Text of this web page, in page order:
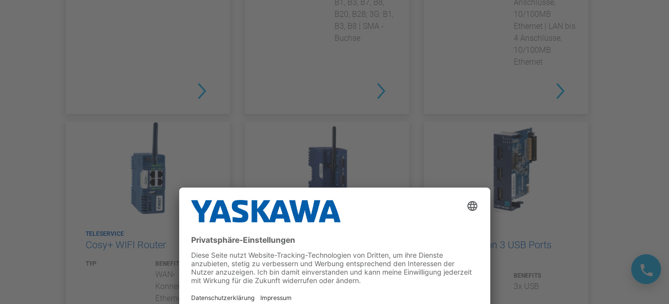
B1, B3, B7, B8,
B20, B28; 3G: B1,
B3, B8 | SMA -
Buchse
Anschlüsse,
10/100MB
Ethernet | LAN bis
4 Anschlüsse,
10/100MB
Ethernet
TELESERVICE
Cosy+ WIFI Router
TYP BENEFITS
WAN-
Konnektivität:
Ethernet oder
Flexy IOT Router
TYP BENEFITS
Base Unit
Flexy Option 3 USB Ports
TYP BENEFITS
3x USB